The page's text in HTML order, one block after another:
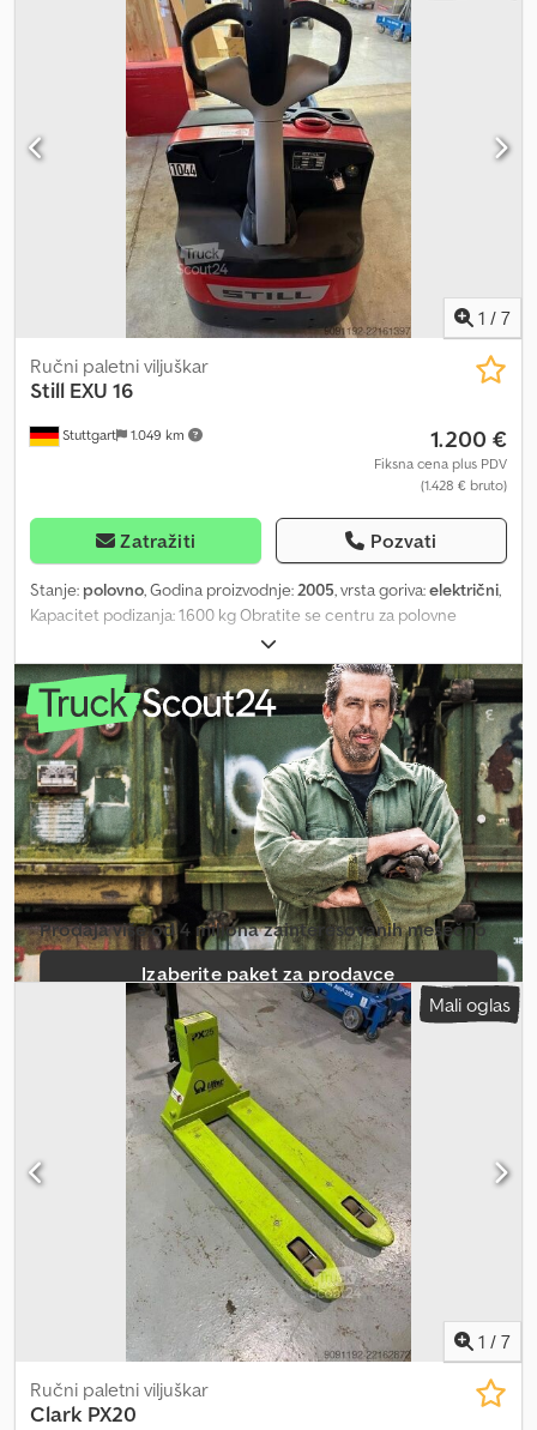
1 / 7
Stuttgart 1.049 km
Ručni paletni viljuškar
Still EXU 16
1.200 €
Fiksna cena plus PDV
(1.428 € bruto)
Zatražiti Pozvati
Stanje: polovno, Godina proizvodnje:2005, vrsta goriva:električni,
Kapacitet podizanja: 1.600 kg Obratite se centru za polovne
uređaje za više informacija. Dkodszfl Uzopfx Af Uor
Prodaja više od 4 miliona zainteresovanih mesečno
Izaberite paket za prodavce
Kreiraj pojedinačni oglas
Mali oglas
1 / 7
Ručni paletni viljuškar
Clark PX20